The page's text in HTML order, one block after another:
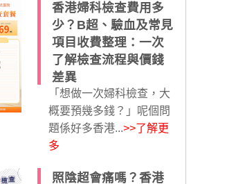
香港婦科檢查費用多
少？B超、驗血及常見
項目收費整理：一次
了解檢查流程與價錢
差異
「想做一次婦科檢查，大
概要預幾多錢？」呢個問
題係好多香港...>>了解更
多
照陰超會痛嗎？香港